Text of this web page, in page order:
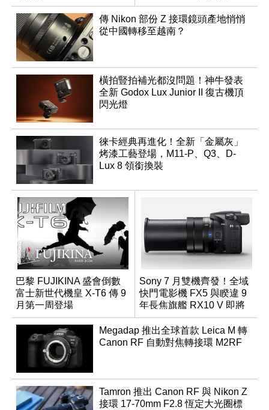
同步亮相
傳 Nikon 部份 Z 接環鏡頭產地悄悄
從中國轉移至越南？
橫拍豎拍補光都沒問題！神牛發表
全新 Godox Lux Junior II 復古機頂
閃光燈
徠卡經典再進化！全新「金屬灰」
烤漆工藝登場，M11-P、Q3、D-
Lux 8 領銜換裝
巴黎 FUJIKINA 盛會倒數
富士新世代機皇 X-T6 傳 9
月第一周登場
Sony 7 月雙機齊發！全域
快門電影機 FX5 與睽違 9
年長焦旗艦 RX10 V 即將
登場
Megadap 推出全球首款 Leica M 轉
Canon RF 自動對焦轉接環 M2RF
Tamron 推出 Canon RF 與 Nikon Z
接環 17-70mm F2.8 恆定大光圈標